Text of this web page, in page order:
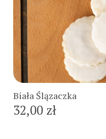
Biała Ślązaczka
32,00 zł